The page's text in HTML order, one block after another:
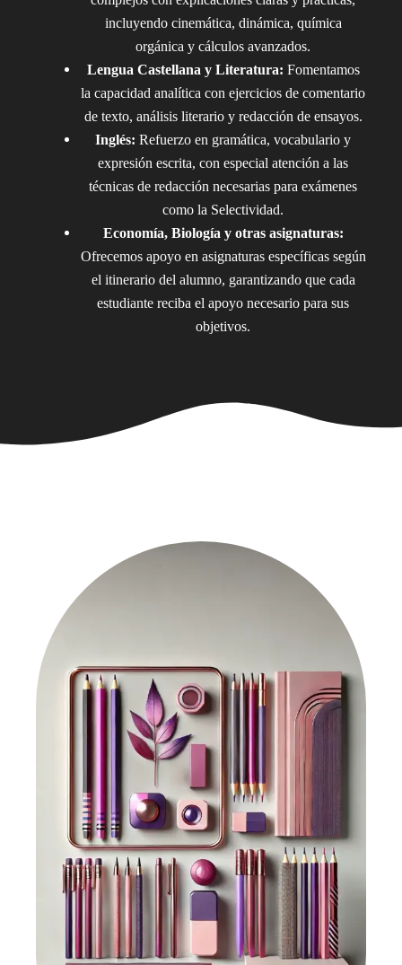
incluyendo cinemática, dinámica, química
orgánica y cálculos avanzados.
Lengua Castellana y Literatura: Fomentamos
la capacidad analítica con ejercicios de comentario
de texto, análisis literario y redacción de ensayos.
Inglés: Refuerzo en gramática, vocabulario y
expresión escrita, con especial atención a las
técnicas de redacción necesarias para exámenes
como la Selectividad.
Economía, Biología y otras asignaturas:
Ofrecemos apoyo en asignaturas específicas según
el itinerario del alumno, garantizando que cada
estudiante reciba el apoyo necesario para sus
objetivos.